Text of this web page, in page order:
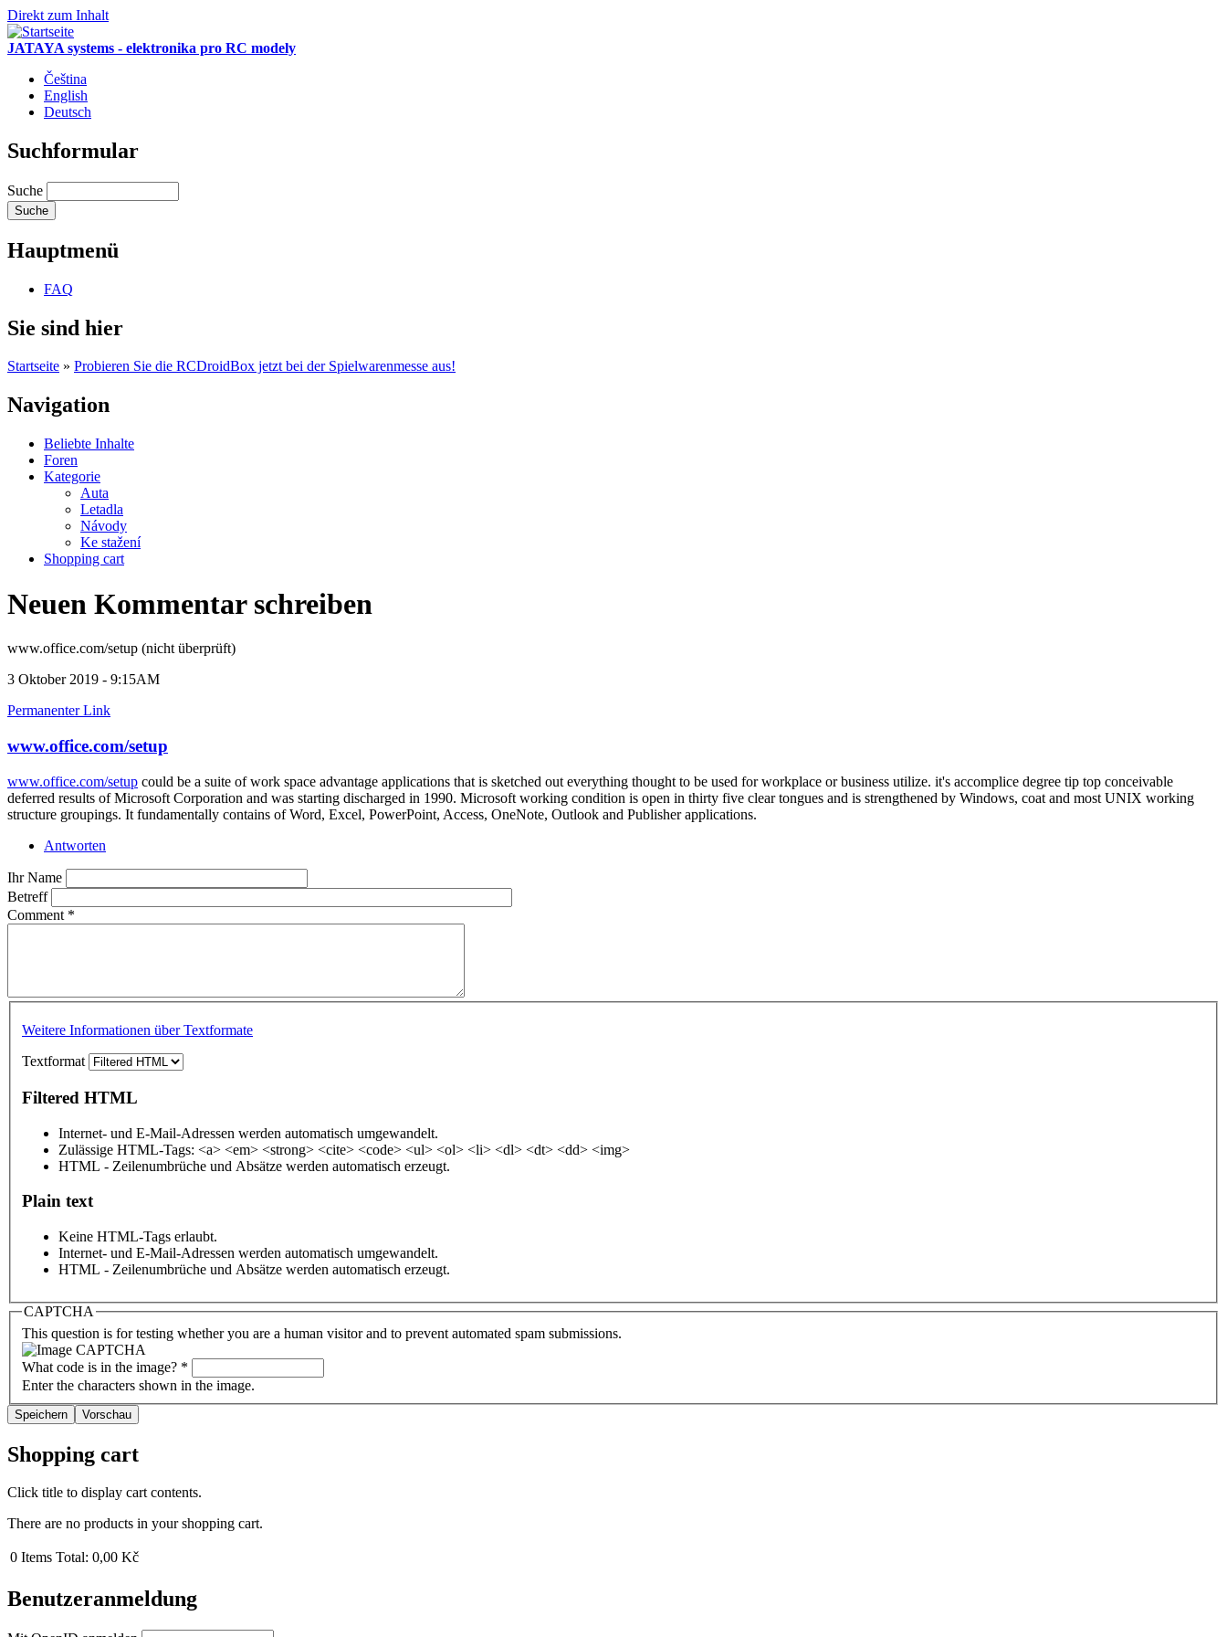
Direkt zum Inhalt
JATAYA systems - elektronika pro RC modely
Čeština
English
Deutsch
Suchformular
Suche
Hauptmenü
FAQ
Sie sind hier
Startseite » Probieren Sie die RCDroidBox jetzt bei der Spielwarenmesse aus!
Navigation
Beliebte Inhalte
Foren
Kategorie
Auta
Letadla
Návody
Ke stažení
Shopping cart
Neuen Kommentar schreiben
www.office.com/setup (nicht überprüft)
3 Oktober 2019 - 9:15AM
Permanenter Link
www.office.com/setup
www.office.com/setup could be a suite of work space advantage applications that is sketched out everything thought to be used for workplace or business utilize. it's accomplice degree tip top conceivable
deferred results of Microsoft Corporation and was starting discharged in 1990. Microsoft working condition is open in thirty five clear tongues and is strengthened by Windows, coat and most UNIX working
structure groupings. It fundamentally contains of Word, Excel, PowerPoint, Access, OneNote, Outlook and Publisher applications.
Antworten
Ihr Name
Betreff
Comment *
Weitere Informationen über Textformate
Textformat
Filtered HTML
Internet- und E-Mail-Adressen werden automatisch umgewandelt.
Zulässige HTML-Tags: <a> <em> <strong> <cite> <code> <ul> <ol> <li> <dl> <dt> <dd> <img>
HTML - Zeilenumbrüche und Absätze werden automatisch erzeugt.
Plain text
Keine HTML-Tags erlaubt.
Internet- und E-Mail-Adressen werden automatisch umgewandelt.
HTML - Zeilenumbrüche und Absätze werden automatisch erzeugt.
CAPTCHA
This question is for testing whether you are a human visitor and to prevent automated spam submissions.
What code is in the image? *
Enter the characters shown in the image.
Shopping cart
Click title to display cart contents.
There are no products in your shopping cart.
0 Items Total: 0,00 Kč
Benutzeranmeldung